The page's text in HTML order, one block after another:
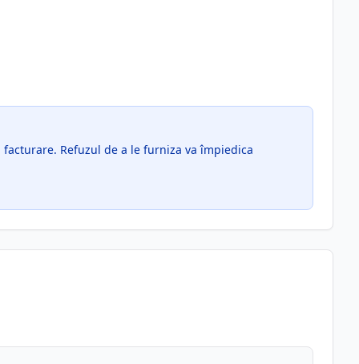
Refuzul de a le furniza va împiedica